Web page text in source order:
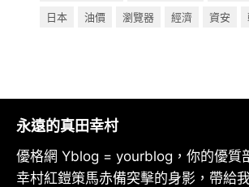
日本
油價 瀏覽器 經濟 資安
永遠的真田幸村
優格網 Yblog = yourblog，你的優質
幸村紅鎧策馬赤備突擊的身影，帶給